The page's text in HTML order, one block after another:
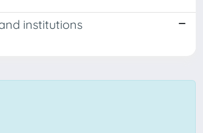
institutions